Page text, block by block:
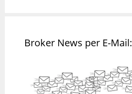
Broker News per E-Mail: